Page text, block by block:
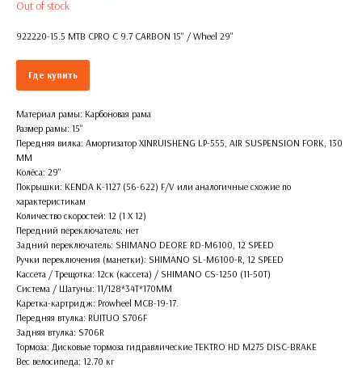
Out of stock
922220-15.5 MTB CPRO C 9.7 CARBON 15'' / Wheel 29''
Где купить
Материал рамы: Карбоновая рама
Размер рамы: 15''
Передняя вилка: Амортизатор XINRUISHENG LP-555, AIR SUSPENSION FORK, 130
MM
Колёса: 29''
Покрышки: KENDA K-1127 (56-622) F/V или аналогичные схожие по
характеристикам
Количество скоростей: 12 (1 X 12)
Передний переключатель: нет
Задний переключатель: SHIMANO DEORE RD-M6100, 12 SPEED
Ручки переключения (манетки): SHIMANO SL-M6100-R, 12 SPEED
Кассета / Трещотка: 12ск (кассета) / SHIMANO CS-1250 (11-50T)
Система / Шатуны: 11/128*34T*170MM
Каретка-картридж: Prowheel MCB-19-17.
Передняя втулка: RUITUO S706F
Задняя втулка: S706R
Тормоза: Дисковые тормоза гидравлические TEKTRO HD M275 DISC-BRAKE
Вес велосипеда: 12.70 кг